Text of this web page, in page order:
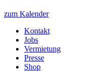
zum Kalender
Kontakt
Jobs
Vermietung
Presse
Shop